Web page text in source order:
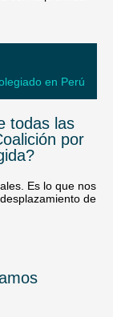
en Perú
todas las
por
Es lo que nos
de